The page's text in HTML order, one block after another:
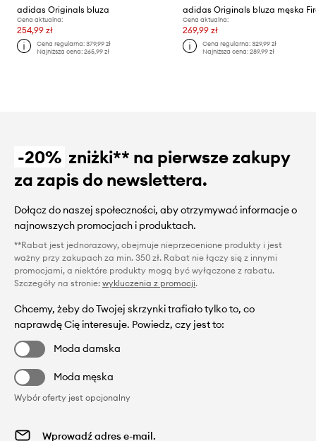
adidas Originals bluza
Cena aktualna:
254,99 zł
Cena regularna:379,99 zł
Najniższa cena:265,99 zł
adidas Originals bluza męska
Cena aktualna:
269,99 zł
Cena regularna: 329,99 zł
Najniższa cena: 289,99 zł
-20% zniżki** na pierwsze zakupy
za zapis do newslettera.
Dołącz do naszej społeczności, aby otrzymywać informacje o
najnowszych promocjach i produktach.
**Rabat jest jednorazowy, obejmuje nieprzecenione produkty i jest
ważny przy zakupach za min. 350 zł. Rabat nie łączy się z innymi
promocjami, a niektóre produkty mogą być wyłączone z rabatu.
Szczegóły na stronie: wykluczenia z promocji.
Chcemy, żeby do Twojej skrzynki trafiało tylko to, co
naprawdę Cię interesuje. Powiedz, czy jest to:
Moda damska
Moda męska
Wybór oferty jest opcjonalny